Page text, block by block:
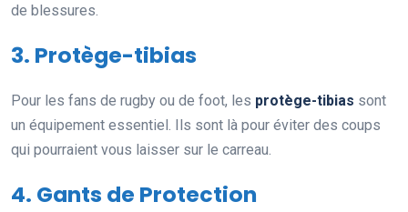
de blessures.
3. Protège-tibias
Pour les fans de rugby ou de foot, les protège-tibias sont
un équipement essentiel. Ils sont là pour éviter des coups
qui pourraient vous laisser sur le carreau.
4. Gants de Protection